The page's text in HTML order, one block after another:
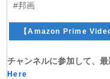
#邦画
【Amazon Prime Video
チャンネルに参加して、
Here